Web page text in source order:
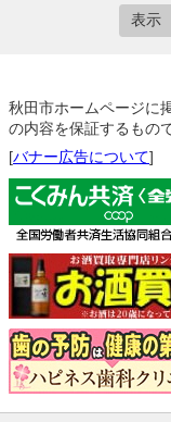
表示
秋田市ホームページに
の内容を保証するもの
[バナー広告について]